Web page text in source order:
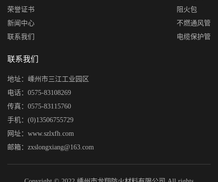
荣誉证书
新闻中心
联系我们
阻火包
不燃通风管
电缆保护管
联系我们
地址：嵊州市三江工业园区
电话：0575-83108269
传真：0575-83115760
手机：(0)13506755729
网址：www.szlxfh.com
邮箱：zxslongxiang@163.com